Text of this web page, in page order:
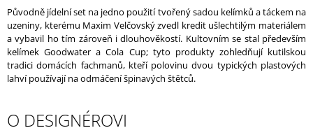
Původně jídelní set na jedno použití tvořený sadou kelímků a táckem na
uzeniny, kterému Maxim Velčovský zvedl kredit ušlechtilým materiálem
a vybavil ho tím zároveň i dlouhověkostí. Kultovním se stal především
kelímek Goodwater a Cola Cup; tyto produkty zohledňují kutilskou
tradici domácích fachmanů, kteří polovinu dvou typických plastových
lahví používají na odmáčení špinavých štětců.
O DESIGNÉROVI
J
E
M
E
UNNAMED
LOVE